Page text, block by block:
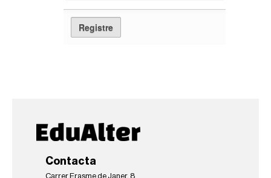
Contacta
Carrer Erasme de Janer, 8